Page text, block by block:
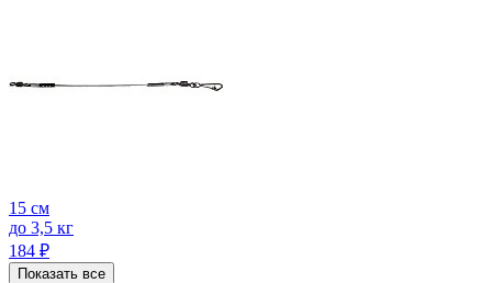
15 см
до 3,5 кг
184 ₽
Показать все